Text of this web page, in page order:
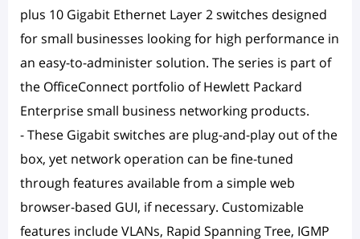
plus 10 Gigabit Ethernet Layer 2 switches designed
for small businesses looking for high performance in
an easy-to-administer solution. The series is part of
the OfficeConnect portfolio of Hewlett Packard
Enterprise small business networking products.
- These Gigabit switches are plug-and-play out of the
box, yet network operation can be fine-tuned
through features available from a simple web
browser-based GUI, if necessary. Customizable
features include VLANs, Rapid Spanning Tree, IGMP